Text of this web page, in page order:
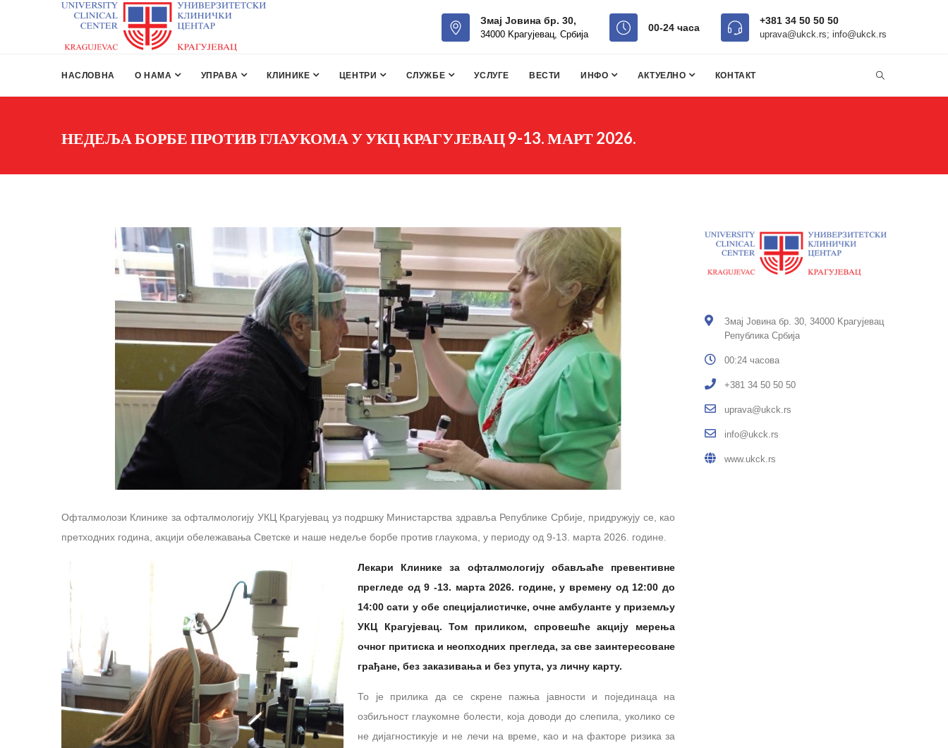
Змај Јовина бр. 30,
34000 Kрагујевац, Србија
00-24 часa
+381 34 50 50 50
uprava@ukck.rs; info@ukck.rs
НАСЛОВНА О НАМА УПРАВА КЛИНИКЕ ЦЕНТРИ СЛУЖБЕ УСЛУГЕ ВЕСТИ ИНФО АКТУЕЛНО КОНТАКТ
НЕДЕЉА БОРБЕ ПРОТИВ ГЛАУКОМА У УКЦ КРАГУЈЕВАЦ 9-13. МАРТ 2026.
Офталмолози Клинике за офталмологију УКЦ Крагујевац уз подршку Министарства здравља Републике Србије, придружују се, као
претходних година, акцији обележавања Светске и наше недеље борбе против глаукома, у периоду од 9-13. марта 2026. године.
Лекари Клинике за офталмологију обављаће превентивне
прегледе од 9 -13. марта 2026. године, у времену од 12:00 до
14:00 сати у обе специјалистичке, очне амбуланте у приземљу
УКЦ Крагујевац. Том приликом, спровешће акцију мерења
очног притиска и неопходних прегледа, за све заинтересоване
грађане, без заказивања и без упута, уз личну карту.
То је прилика да се скрене пажња јавности и појединаца на
озбиљност глаукомне болести, која доводи до слепила, уколико се
не дијагностикује и не лечи на време, као и нa факторе ризика за
Змај Јовина бр. 30, 34000 Kрагујевац
Република Србија
00:24 часова
+381 34 50 50 50
uprava@ukck.rs
info@ukck.rs
www.ukck.rs